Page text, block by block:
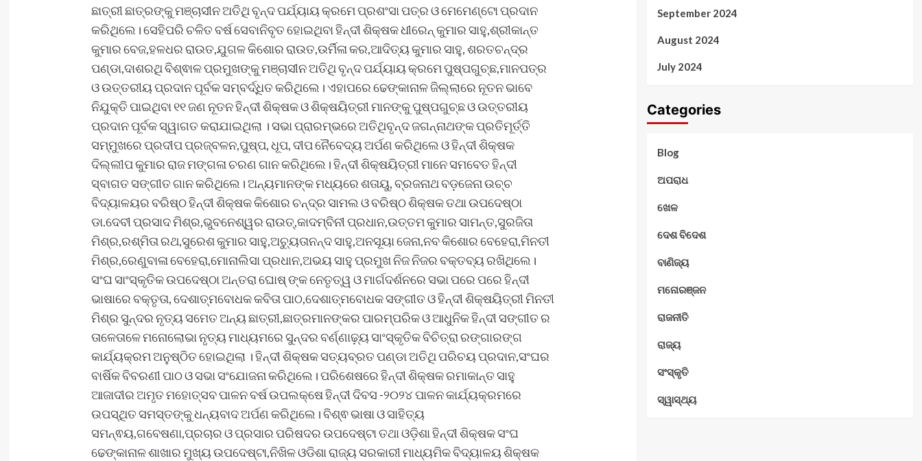
ଛାତ୍ରୀ ଛାତ୍ରଙ୍କୁ ମଞ୍ଚାସୀନ ଅତିଥି ବୃନ୍ଦ ପର୍ଯ୍ୟାୟ କ୍ରମେ ପ୍ରଶଂସା ପତ୍ର ଓ ମେମେଣ୍ଟୋ ପ୍ରଦାନ
କରିଥିଲେ। ସେହିପରି ଚଳିତ ବର୍ଷ ସେବାନିବୃତ ହୋଇଥିବା ହିନ୍ଦୀ ଶିକ୍ଷକ ଧୀରେନ୍ କୁମାର ସାହୁ,ଶ୍ରୀକାନ୍ତ
କୁମାର ବେଜ,ହଳଧର ରାଉତ,ଯୁଗଳ କିଶୋର ରାଉତ,ଉର୍ମିଳା କର,ଆଦିତ୍ୟ କୁମାର ସାହୁ, ଶରତଚନ୍ଦ୍ର
ପଣ୍ଡା,ଦାଶରଥି ବିଶ୍ଵାଳ ପ୍ରମୁଖଙ୍କୁ ମଞ୍ଚାସୀନ ଅତିଥି ବୃନ୍ଦ ପର୍ଯ୍ୟାୟ କ୍ରମେ ପୁଷ୍ପଗୁଚ୍ଛ,ମାନପତ୍ର
ଓ ଉତ୍ତରୀୟ ପ୍ରଦାନ ପୂର୍ବକ ସମ୍ବର୍ଦ୍ଧିତ କରିଥିଲେ। ଏହାପରେ ଢେଙ୍କାନାଳ ଜିଲ୍ଲାରେ ନୂତନ ଭାବେ
ନିଯୁକ୍ତି ପାଇଥିବା ୧୧ ଜଣ ନୂତନ ହିନ୍ଦୀ ଶିକ୍ଷକ ଓ ଶିକ୍ଷୟିତ୍ରୀ ମାନଙ୍କୁ ପୁଷ୍ପଗୁଚ୍ଛ ଓ ଉତ୍ତରୀୟ
ପ୍ରଦାନ ପୂର୍ବକ ସ୍ୱାଗତ କରାଯାଇଥିଲା । ସଭା ପ୍ରାରମ୍ଭରେ ଅତିଥିବୃନ୍ଦ ଜଗନ୍ନାଥଙ୍କ ପ୍ରତିମୂର୍ତ୍ତି
ସମ୍ମୁଖରେ ପ୍ରଦୀପ ପ୍ରଜ୍ବଳନ,ପୁଷ୍ପ, ଧୂପ, ଦୀପ ନୈବେଦ୍ୟ ଅର୍ପଣ କରିଥିଲେ ଓ ହିନ୍ଦୀ ଶିକ୍ଷକ
ଦିଲ୍ଲୀପ କୁମାର ରାଜ ମଙ୍ଗଳା ଚରଣ ଗାନ କରିଥିଲେ। ହିନ୍ଦୀ ଶିକ୍ଷୟିତ୍ରୀ ମାନେ ସମବେତ ହିନ୍ଦୀ
ସ୍ବାଗତ ସଙ୍ଗୀତ ଗାନ କରିଥିଲେ। ଅନ୍ୟମାନଙ୍କ ମଧ୍ୟରେ ଶତାୟୁ, ବ୍ରଜନାଥ ବଡ଼ଜେନା ଉଚ୍ଚ
ବିଦ୍ୟାଳୟର ବରିଷ୍ଠ ହିନ୍ଦୀ ଶିକ୍ଷକ କିଶୋର ଚନ୍ଦ୍ର ସାମଲ ଓ ବରିଷ୍ଠ ଶିକ୍ଷକ ତଥା ଉପଦେଷ୍ଠା
ଡା.ଦେବୀ ପ୍ରସାଦ ମିଶ୍ର,ଭୁବନେଶ୍ୱର ରାଉତ୍,କାଦମ୍ବିନୀ ପ୍ରଧାନ,ଉତ୍ତମ କୁମାର ସାମନ୍ତ,ସୁରଜିତା
ମିଶ୍ର,ରଶ୍ମିତା ରଥ,ସୁରେଶ କୁମାର ସାହୁ,ଅଚ୍ୟୁତାନନ୍ଦ ସାହୁ,ଅନସୂୟା ଜେନା,ନବ କିଶୋର ବେହେରା,ମିନତୀ
ମିଶ୍ର,ରେଣୁବାଳା ବେହେରା,ମୋନାଲିସା ପ୍ରଧାନ,ଅଭୟ ସାହୁ ପ୍ରମୁଖ ନିଜ ନିଜର ବକ୍ତବ୍ୟ ରଖିଥିଲେ।
ସଂଘ ସାଂସ୍କୃତିକ ଉପଦେଷ୍ଠା ଅନ୍ତରା ଘୋଷ୍ ଙ୍କ ନେତୃତ୍ୱ ଓ ମାର୍ଗଦର୍ଶନରେ ସଭା ପରେ ପରେ ହିନ୍ଦୀ
ଭାଷାରେ ବକ୍ତୃତା, ଦେଶାତ୍ମବୋଧକ କବିତା ପାଠ,ଦେଶାତ୍ମବୋଧକ ସଙ୍ଗୀତ ଓ ହିନ୍ଦୀ ଶିକ୍ଷୟିତ୍ରୀ ମିନତୀ
ମିଶ୍ର ସୁନ୍ଦର ନୃତ୍ୟ ସମେତ ଅନ୍ୟ ଛାତ୍ରୀ,ଛାତ୍ରମାନଙ୍କର ପାରମ୍ପରିକ ଓ ଆଧୁନିକ ହିନ୍ଦୀ ସଙ୍ଗୀତ ର
ତାଳେତାଳେ ମନୋଲୋଭା ନୃତ୍ୟ ମାଧ୍ୟମରେ ସୁନ୍ଦର ବର୍ଣ୍ଣାଢ଼୍ୟ ସାଂସ୍କୃତିକ ବିଚିତ୍ରା ରଙ୍ଗାରଙ୍ଗ
କାର୍ଯ୍ୟକ୍ରମ ଅନୁଷ୍ଠିତ ହୋଇଥିଲା । ହିନ୍ଦୀ ଶିକ୍ଷକ ସତ୍ୟବ୍ରତ ପଣ୍ଡା ଅତିଥି ପରିଚୟ ପ୍ରଦାନ,ସଂଘର
ବାର୍ଷିକ ବିବରଣୀ ପାଠ ଓ ସଭା ସଂଯୋଜନା କରିଥିଲେ। ପରିଶେଷରେ ହିନ୍ଦୀ ଶିକ୍ଷକ ରମାକାନ୍ତ ସାହୁ
ଆଜାଦୀର ଅମୃତ ମହୋତ୍ସବ ପାଳନ ବର୍ଷ ଉପଲକ୍ଷେ ହିନ୍ଦୀ ଦିବସ -୨୦୨୪ ପାଳନ କାର୍ଯ୍ୟକ୍ରମରେ
ଉପସ୍ଥିତ ସମସ୍ତଙ୍କୁ ଧନ୍ୟବାଦ ଅର୍ପଣ କରିଥିଲେ। ବିଶ୍ଵ ଭାଷା ଓ ସାହିତ୍ୟ
ସମନ୍ଵୟ,ଗବେଷଣା,ପ୍ରଚାର ଓ ପ୍ରସାର ପରିଷଦର ଉପଦେଷ୍ଟା ତଥା ଓଡ଼ିଶା ହିନ୍ଦୀ ଶିକ୍ଷକ ସଂଘ
ଢେଙ୍କାନାଳ ଶାଖାର ମୁଖ୍ୟ ଉପଦେଷ୍ଟା,ନିଖିଳ ଓଡିଶା ରାଜ୍ୟ ସରକାରୀ ମାଧ୍ୟମିକ ବିଦ୍ୟାଳୟ ଶିକ୍ଷକ
September 2024
August 2024
July 2024
Categories
Blog
ଅପରାଧ
ଖେଳ
ଦେଶ ବିଦେଶ
ବାଣିଜ୍ୟ
ମନୋରଞ୍ଜନ
ରାଜନୀତି
ରାଜ୍ୟ
ସଂସ୍କୃତି
ସ୍ୱାସ୍ଥ୍ୟ